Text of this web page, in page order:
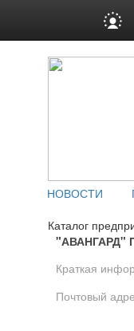
НОВОСТИ
Каталог
"АВАНГАРД"
Краткая
Почтовый